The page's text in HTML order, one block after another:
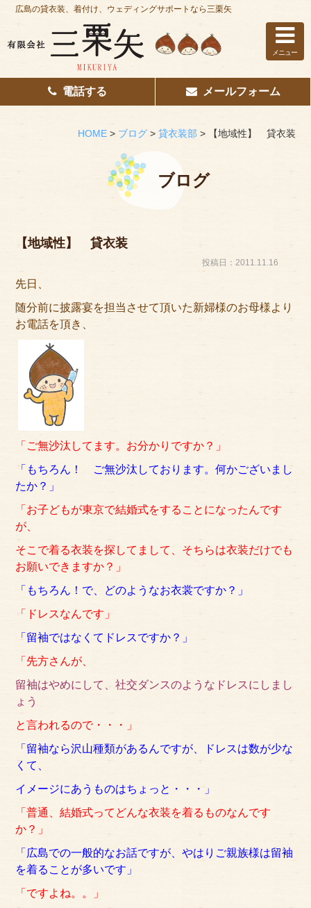
ホーム
はじめての方へ
その他サービス
アクセス
サイズのはかり方
よくある質問
ブログ
ご利用の流れ
今月のオススメ衣装
成人式特設ページ
お問い合わせ
お客様の声
プライバシーポリシー
サイトマップ
広島の貸衣装、着付け、ウェディングサポートなら三栗矢
メニュー
電話する メールフォーム
HOME> ブログ> 貸衣装部 > 【地域性】 貸衣装
ブログ
【地域性】 貸衣装
投稿日：2011.11.16
先日、
随分前に披露宴を担当させて頂いた新婦様のお母様より
お電話を頂き、
「ご無沙汰してます。お分かりですか？」
「もちろん！ ご無沙汰しております。何かございまし
たか？」
「お子どもが東京で結婚式をすることになったんです
が、
そこで着る衣装を探してまして、そちらは衣装だけでも
お願いできますか？」
「もちろん！で、どのようなお衣裳ですか？」
「ドレスなんです」
「留袖ではなくてドレスですか？」
「先方さんが、
留袖はやめにして、社交ダンスのようなドレスにしまし
ょう
と言われるので・・・」
「留袖なら沢山種類があるんですが、ドレスは数が少な
くて、
イメージにあうものはちょっと・・・」
「普通、結婚式ってどんな衣装を着るものなんです
か？」
「広島での一般的なお話ですが、やはりご親族様は留袖
を着ることが多いです」
「ですよね。。」